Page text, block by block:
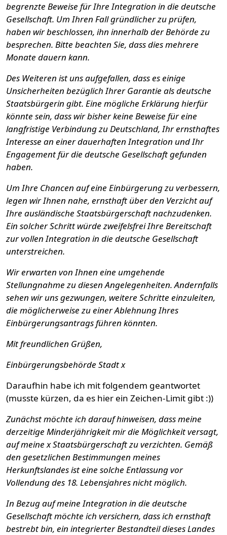
begrenzte Beweise für Ihre Integration in die deutsche
Gesellschaft. Um Ihren Fall gründlicher zu prüfen,
haben wir beschlossen, ihn innerhalb der Behörde zu
besprechen. Bitte beachten Sie, dass dies mehrere
Monate dauern kann.
Des Weiteren ist uns aufgefallen, dass es einige
Unsicherheiten bezüglich Ihrer Garantie als deutsche
Staatsbürgerin gibt. Eine mögliche Erklärung hierfür
könnte sein, dass wir bisher keine Beweise für eine
langfristige Verbindung zu Deutschland, Ihr ernsthaftes
Interesse an einer dauerhaften Integration und Ihr
Engagement für die deutsche Gesellschaft gefunden
haben.
Um Ihre Chancen auf eine Einbürgerung zu verbessern,
legen wir Ihnen nahe, ernsthaft über den Verzicht auf
Ihre ausländische Staatsbürgerschaft nachzudenken.
Ein solcher Schritt würde zweifelsfrei Ihre Bereitschaft
zur vollen Integration in die deutsche Gesellschaft
unterstreichen.
Wir erwarten von Ihnen eine umgehende
Stellungnahme zu diesen Angelegenheiten. Andernfalls
sehen wir uns gezwungen, weitere Schritte einzuleiten,
die möglicherweise zu einer Ablehnung Ihres
Einbürgerungsantrags führen könnten.
Mit freundlichen Grüßen,
Einbürgerungsbehörde Stadt x
Daraufhin habe ich mit folgendem geantwortet
(musste kürzen, da es hier ein Zeichen-Limit gibt :))
Zunächst möchte ich darauf hinweisen, dass meine
derzeitige Minderjährigkeit mir die Möglichkeit versagt,
auf meine x Staatsbürgerschaft zu verzichten. Gemäß
den gesetzlichen Bestimmungen meines
Herkunftslandes ist eine solche Entlassung vor
Vollendung des 18. Lebensjahres nicht möglich.
In Bezug auf meine Integration in die deutsche
Gesellschaft möchte ich versichern, dass ich ernsthaft
bestrebt bin, ein integrierter Bestandteil dieses Landes